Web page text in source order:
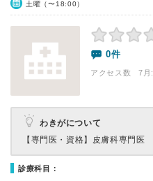
土曜（〜18:00）
0件
アクセス数 7月:
わきがについて
【専門医・資格】 皮膚科専門医
診療科目：